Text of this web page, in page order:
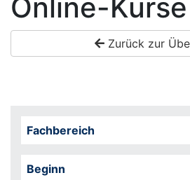
Online-Kurse
Zurück zur
Fachbereich
Beginn